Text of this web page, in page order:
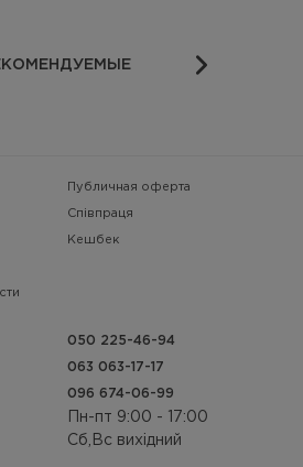
Публичная оферта
Співпраця
Кешбек
050 225-46-94
063 063-17-17
096 674-06-99
Пн-пт 9:00 - 17:00
Сб,Вс вихідний